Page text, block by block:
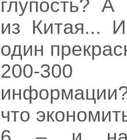
глупость?
из Китая...
один
200-
что